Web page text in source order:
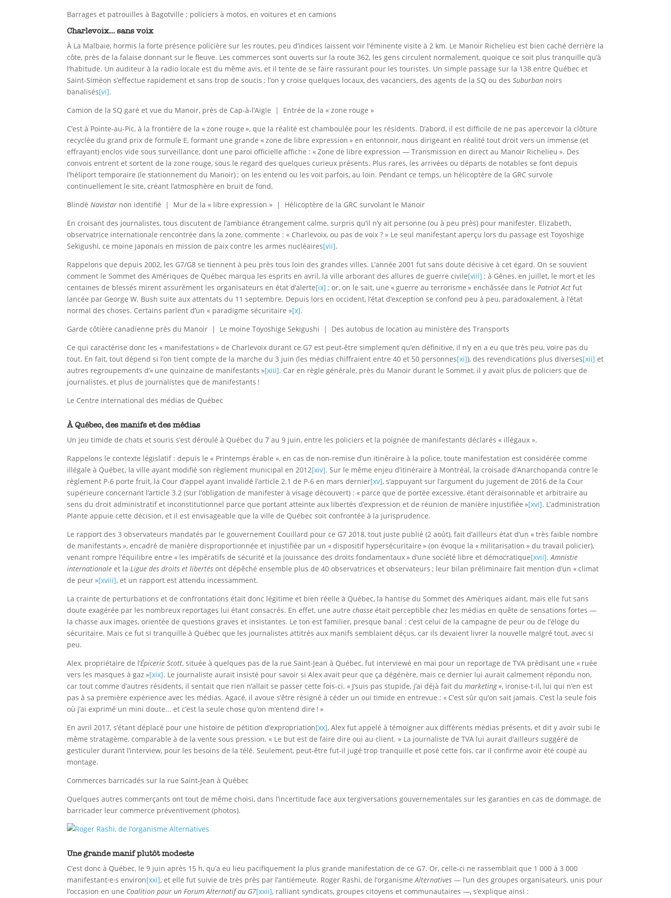
Barrages et patrouilles à Bagotville ; policiers à motos, en voitures et en camions
Charlevoix... sans voix
À La Malbaie, hormis la forte présence policière sur les routes, peu d’indices laissent voir l’éminente visite à 2 km. Le Manoir Richelieu est bien caché derrière la
côte, près de la falaise donnant sur le fleuve. Les commerces sont ouverts sur la route 362, les gens circulent normalement, quoique ce soit plus tranquille qu’à
l’habitude. Un auditeur à la radio locale est du même avis, et il tente de se faire rassurant pour les touristes. Un simple passage sur la 138 entre Québec et
Saint-Siméon s’effectue rapidement et sans trop de soucis ; l’on y croise quelques locaux, des vacanciers, des agents de la SQ ou desSuburban noirs
banalisés[vi].
Camion de la SQ garé et vue du Manoir, près de Cap-à-l’Aigle | Entrée de la « zone rouge »
C’est à Pointe-au-Pic, à la frontière de la « zone rouge », que la réalité est chamboulée pour les résidents. D’abord, il est difficile de ne pas apercevoir la clôture
recyclée du grand prix de formule E, formant une grande « zone de libre expression » en entonnoir, nous dirigeant en réalité tout droit vers un immense (et
effrayant) enclos vide sous surveillance, dont une paroi officielle affiche : « Zone de libre expression — Transmission en direct au Manoir Richelieu ». Des
convois entrent et sortent de la zone rouge, sous le regard des quelques curieux présents. Plus rares, les arrivées ou départs de notables se font depuis
l’héliport temporaire (le stationnement du Manoir) ; on les entend ou les voit parfois, au loin. Pendant ce temps, un hélicoptère de la GRC survole
continuellement le site, créant l’atmosphère en bruit de fond.
BlindéNavistar non identifié | Mur de la « libre expression » | Hélicoptère de la GRC survolant le Manoir
En croisant des journalistes, tous discutent de l’ambiance étrangement calme, surpris qu’il n’y ait personne (ou à peu près) pour manifester. Elizabeth,
observatrice internationale rencontrée dans la zone, commente : « Charlevoix, ou pas de voix ? » Le seul manifestant aperçu lors du passage est Toyoshige
Sekigushi, ce moine japonais en mission de paix contre les armes nucléaires[vii].
Rappelons que depuis 2002, les G7/G8 se tiennent à peu près tous loin des grandes villes. L’année 2001 fut sans doute décisive à cet égard. On se souvient
comment le Sommet des Amériques de Québec marqua les esprits en avril, la ville arborant des allures de guerre civile[viii] ; à Gênes, en juillet, le mort et les
centaines de blessés mirent assurément les organisateurs en état d’alerte[ix] ; or, on le sait, une « guerre au terrorisme » enchâssée dans lePatriot Act fut
lancée par George W. Bush suite aux attentats du 11 septembre. Depuis lors en occident, l’état d’exception se confond peu à peu, paradoxalement, à l’état
normal des choses. Certains parlent d’un « paradigme sécuritaire »[x].
Garde côtière canadienne près du Manoir | Le moine Toyoshige Sekigushi | Des autobus de location au ministère des Transports
Ce qui caractérise donc les « manifestations » de Charlevoix durant ce G7 est peut-être simplement qu’en définitive, il n’y en a eu que très peu, voire pas du
tout. En fait, tout dépend si l’on tient compte de la marche du 3 juin (les médias chiffraient entre 40 et 50 personnes[xi]), des revendications plus diverses[xii] et
autres regroupements d’« une quinzaine de manifestants »[xiii]. Car en règle générale, près du Manoir durant le Sommet, il y avait plus de policiers que de
journalistes, et plus de journalistes que de manifestants !
Le Centre international des médias de Québec
À Québec, des manifs et des médias
Un jeu timide de chats et souris s’est déroulé à Québec du 7 au 9 juin, entre les policiers et la poignée de manifestants déclarés « illégaux ».
Rappelons le contexte législatif : depuis le « Printemps érable », en cas de non-remise d’un itinéraire à la police, toute manifestation est considérée comme
illégale à Québec, la ville ayant modifié son règlement municipal en 2012[xiv]. Sur le même enjeu d’itinéraire à Montréal, la croisade d’Anarchopanda contre le
règlement P-6 porte fruit, la Cour d’appel ayant invalidé l’article 2.1 de P-6 en mars dernier[xv], s’appuyant sur l’argument du jugement de 2016 de la Cour
supérieure concernant l’article 3.2 (sur l’obligation de manifester à visage découvert) : « parce que de portée excessive, étant déraisonnable et arbitraire au
sens du droit administratif et inconstitutionnel parce que portant atteinte aux libertés d’expression et de réunion de manière injustifiée »[xvi]. L’administration
Plante appuie cette décision, et il est envisageable que la ville de Québec soit confrontée à la jurisprudence.
Le rapport des 3 observateurs mandatés par le gouvernement Couillard pour ce G7 2018, tout juste publié (2 août), fait d’ailleurs état d’un « très faible nombre
de manifestants », encadré de manière disproportionnée et injustifiée par un « dispositif hypersécuritaire » (on évoque la « militarisation » du travail policier),
venant rompre l’équilibre entre « les impératifs de sécurité et la jouissance des droits fondamentaux » d’une société libre et démocratique[xvii].Amnistie
internationale et laLigue des droits et libertés ont dépêché ensemble plus de 40 observatrices et observateurs ; leur bilan préliminaire fait mention d’un « climat
de peur »[xviii], et un rapport est attendu incessamment.
La crainte de perturbations et de confrontations était donc légitime et bien réelle à Québec, la hantise du Sommet des Amériques aidant, mais elle fut sans
doute exagérée par les nombreux reportages lui étant consacrés. En effet, une autrechasse était perceptible chez les médias en quête de sensations fortes —
la chasse aux images, orientée de questions graves et insistantes. Le ton est familier, presque banal : c’est celui de la campagne de peur ou de l’éloge du
sécuritaire. Mais ce fut si tranquille à Québec que les journalistes attitrés aux manifs semblaient déçus, car ils devaient livrer la nouvelle malgré tout, avec si
peu.
Alex, propriétaire de l’Épicerie Scott, située à quelques pas de la rue Saint-Jean à Québec, fut interviewé en mai pour un reportage de TVA prédisant une « ruée
vers les masques à gaz »[xix]. Le journaliste aurait insisté pour savoir si Alex avait peur que ça dégénère, mais ce dernier lui aurait calmement répondu non,
car tout comme d’autres résidents, il sentait que rien n’allait se passer cette fois-ci. « J’suis pas stupide, j’ai déjà fait dumarketing», ironise-t-il, lui qui n’en est
pas à sa première expérience avec les médias. Agacé, il avoue s’être résigné à céder unoui timide en entrevue : « C’est sûr qu’on sait jamais. C’est la seule fois
où j’ai exprimé un mini doute... et c’est la seule chose qu’on m’entend dire ! »
En avril 2017, s’étant déplacé pour une histoire de pétition d’expropriation[xx], Alex fut appelé à témoigner aux différents médias présents, et dit y avoir subi le
même stratagème, comparable à de la vente sous pression. « Le but est de faire dire oui au client. » La journaliste de TVA lui aurait d’ailleurs suggéré de
gesticuler durant l’interview, pour les besoins de la télé. Seulement, peut-être fut-il jugé trop tranquille et posé cette fois, car il confirme avoir été coupé au
montage.
Commerces barricadés sur la rue Saint-Jean à Québec
Quelques autres commerçants ont tout de même choisi, dans l’incertitude face aux tergiversations gouvernementales sur les garanties en cas de dommage, de
barricader leur commerce préventivement (photos).
Une grande manif plutôt modeste
C’est donc à Québec, le 9 juin après 15 h, qu’a eu lieu pacifiquement la plus grande manifestation de ce G7. Or, celle-ci ne rassemblait que 1 000 à 3 000
manifestant·e·s environ[xxi], et elle fut suivie de très près par l’antiémeute. Roger Rashi, de l’organismeAlternatives — l’un des groupes organisateurs, unis pour
l’occasion en une Coalition pour un Forum Alternatif au G7[xxii], ralliant syndicats, groupes citoyens et communautaires —, s’explique ainsi :